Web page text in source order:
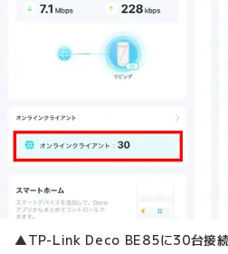
▲TP-Link Deco BE85に30台接続